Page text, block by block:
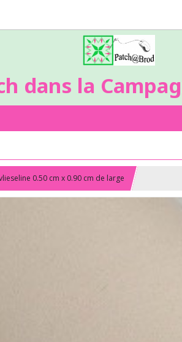
dans la
0.50 cm x 0.90 cm de large